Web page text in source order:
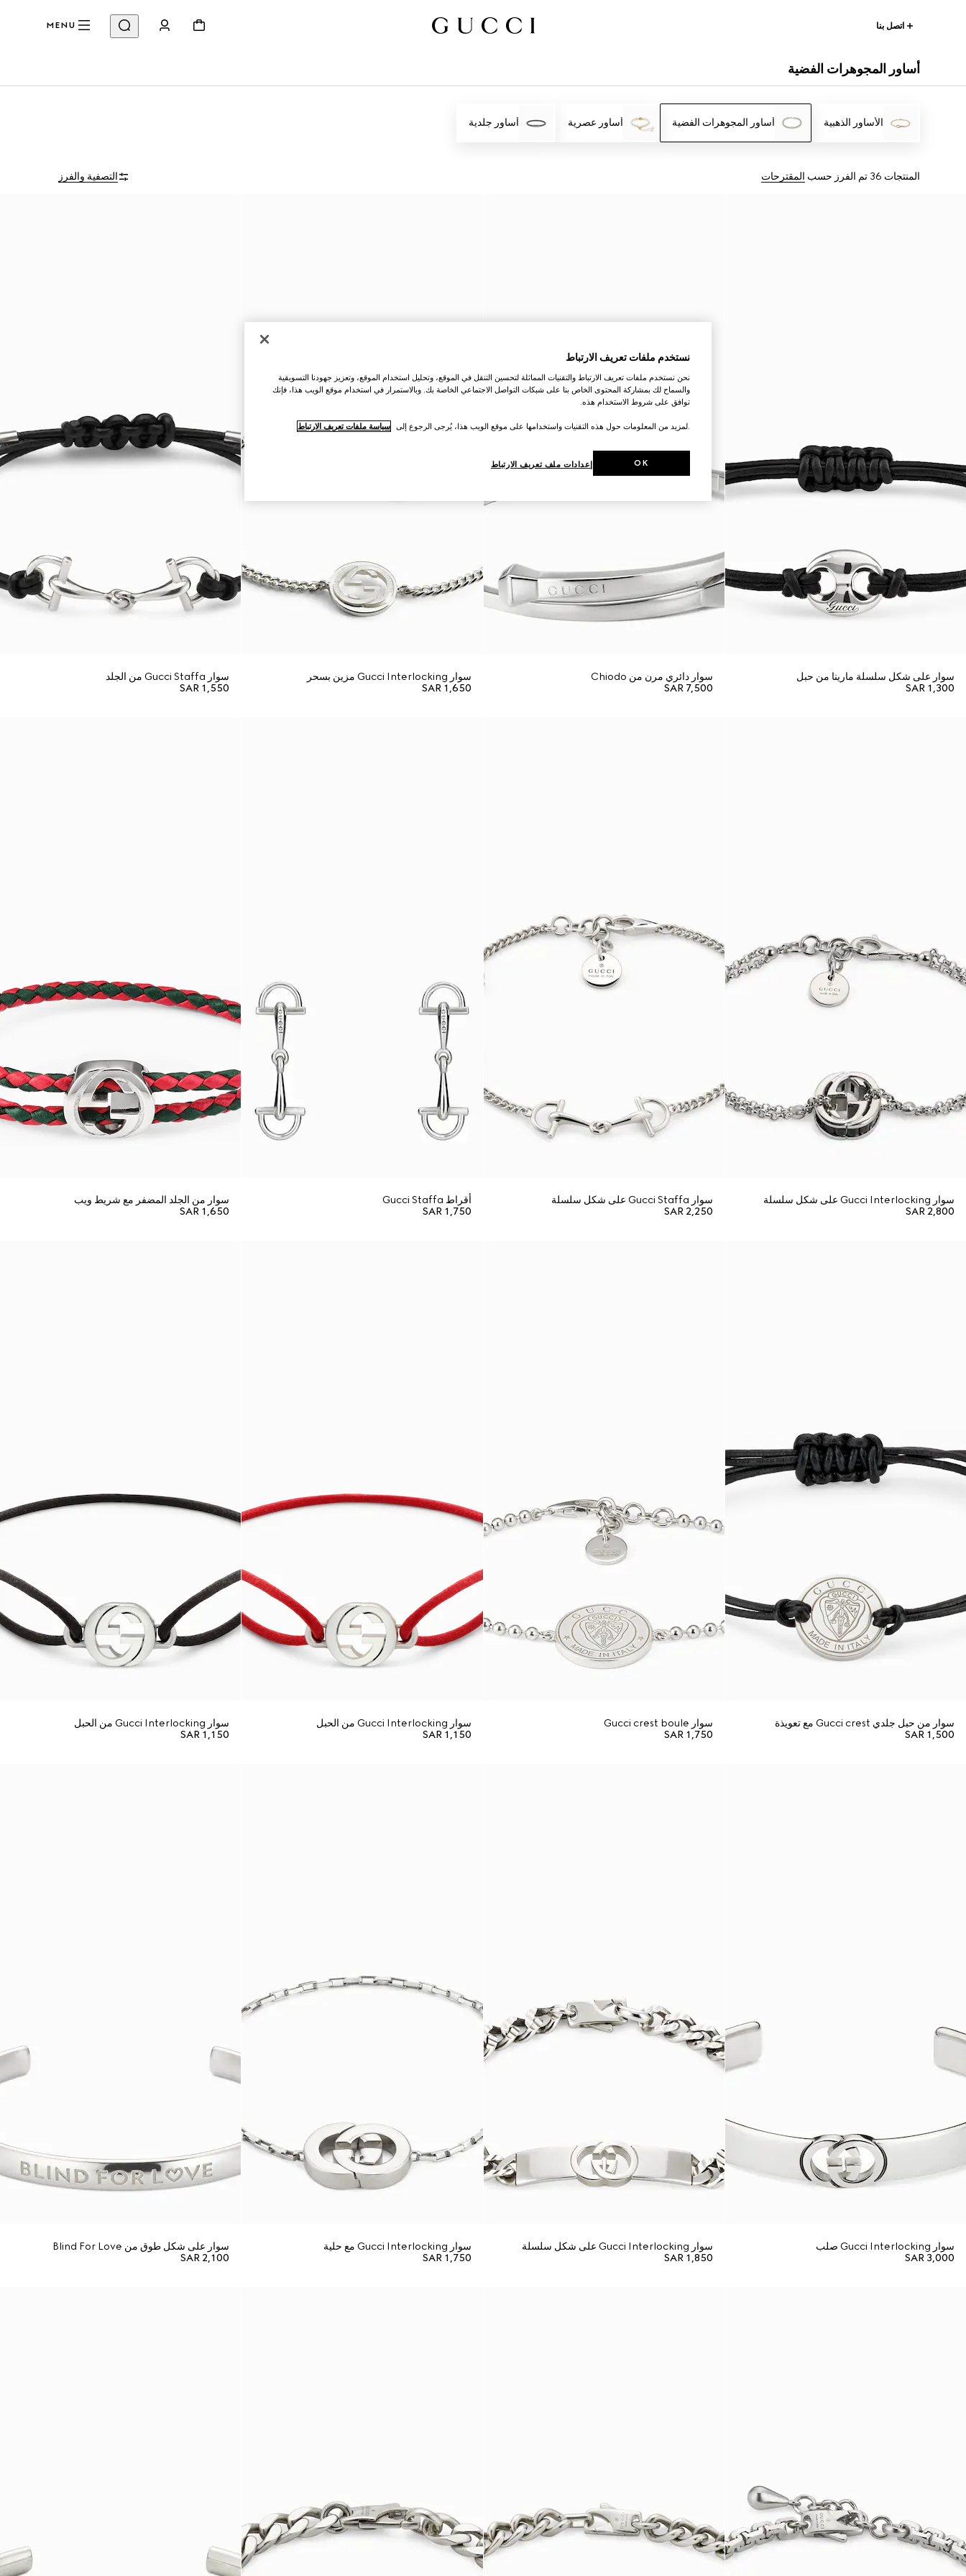
اتصل بنا MENU
أساور المجوهرات الفضية
الأساور الذهبية أساور المجوهرات الفضية أساور عصرية أساور جلدية
المنتجات 36 تم الفرز حسب المقترحات التصفية والفرز
سوار على شكل سلسلة مارينا من حبل
SAR 1,300
سوار دائري مرن من Chiodo
SAR 7,500
سوار Gucci Interlocking مزين بسحر
SAR 1,650
سوار Gucci Staffa من الجلد
SAR 1,550
سوار Gucci Interlocking على شكل سلسلة
SAR 2,800
سوار Gucci Staffa على شكل سلسلة
SAR 2,250
أقراط Gucci Staffa
SAR 1,750
سوار من الجلد المضفر مع شريط ويب
SAR 1,650
سوار من حبل جلدي Gucci crest مع تعويذة
SAR 1,500
سوار Gucci crest boule
SAR 1,750
سوار Gucci Interlocking من الحبل
SAR 1,150
سوار Gucci Interlocking من الحبل
SAR 1,150
سوار Gucci Interlocking صلب
SAR 3,000
سوار Gucci Interlocking على شكل سلسلة
SAR 1,850
سوار Gucci Interlocking مع حلية
SAR 1,750
سوار على شكل طوق من Blind For Love
SAR 2,100
نستخدم ملفات تعريف الارتباط
نحن نستخدم ملفات تعريف الارتباط والتقنيات المماثلة لتحسين التنقل في الموقع، وتحليل استخدام الموقع، وتعزيز جهودنا التسويقية
والسماح لك بمشاركة المحتوى الخاص بنا على شبكات التواصل الاجتماعي الخاصة بك. وبالاستمرار في استخدام موقع الويب هذا، فإنك
توافق على شروط الاستخدام هذه.
.لمزيد من المعلومات حول هذه التقنيات واستخدامها على موقع الويب هذا، يُرجى الرجوع إلى سياسة ملفات تعريف الارتباط
إعدادات ملف تعريف الارتباط OK